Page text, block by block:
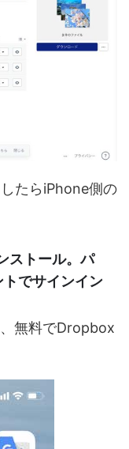
たらiPhone側の
ストール。パ
でサインイン
無料でDropbox